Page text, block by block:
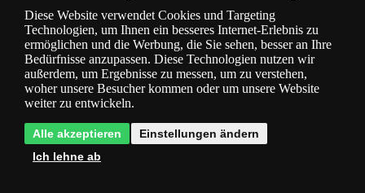
Fragen
Diese Website verwendet Cookies und Targeting
Technologien, um Ihnen ein besseres Internet-Erlebnis zu
ermöglichen und die Werbung, die Sie sehen, besser an Ihre
Bedürfnisse anzupassen. Diese Technologien nutzen wir
außerdem, um Ergebnisse zu messen, um zu verstehen,
woher unsere Besucher kommen oder um unsere Website
weiter zu entwickeln.
Alle akzeptieren
Einstellungen ändern
Ich lehne ab